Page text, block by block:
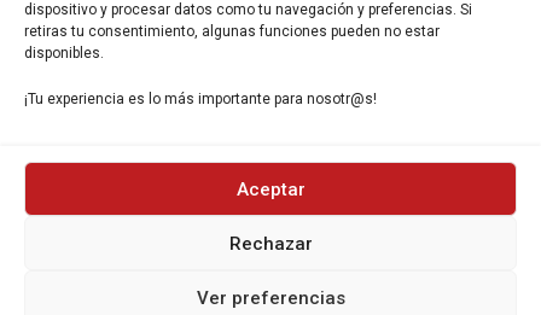
dispositivo y procesar datos como tu navegación y preferencias. Si
retiras tu consentimiento, algunas funciones pueden no estar
disponibles.
¡Tu experiencia es lo más importante para nosotr@s!
Aceptar
Rechazar
Ver preferencias
HOSTELERÍA Y PEQUEÑA ALIMENTACIÓN
CARTAS DE CERVEZAS Y VINO
CATAS Y FORMACIONES
SERVICIO TÉCNICO
GESTIÓN DE
Política de Privacidad |Aviso Legal|Política de Cookies